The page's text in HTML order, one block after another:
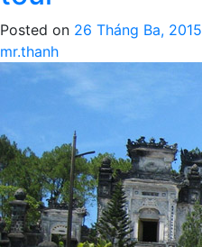
Posted on 26 Tháng Ba, 2015
mr.thanh